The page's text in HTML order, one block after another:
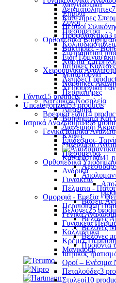
Διαγνωστικά
Έπιπλα
Ζυγοί
Πιεσόμετρα
Ορθοπεδικά
Βακτηρίες -
Είδη
Ιατρικές
Μπαστούνια
Νάρθηκες
Περιπατήρες
Κατ'οίκον Νοσηλεία
Αμαξίδια
Βοηθήματα
Διαχείριση
Κλίνες
Μαξιλάρια
Πιεσόμετρα
Ορθοπεδικά
Ανδρικά
Γυναικεία
Πέλματα - Πάτοι
Ομορφιά - Ευεξία -
Περιποίηση
Γενικά
Γυναικεία
Καλλυντικά
Κρέμες
Μανικιούρ
Δειγματολήπτες
Καθετήρες
Πεσσοί
Προφυλακτικά3
Κολποδιαστολείς
Σπειράματα4
Χαρτιά
Χειρουργικά
Λεπίδες1 product
Χειρουργικά
Γάντια15 products
Uncategorized53 products
Βρεφικά είδη14
Ιατρικά Αναλώσιμα498
Γενικά Ιατρικά
Επίδεσμοι-
Καθαριστικά41
Αξεσουάρ
Βάσεις
Βελόνες25
Βελόνες
Βελόνες
Βελόνες
Προϊόντα
Ιατρικός
Οροί – Ενέσιμα
Πεταλούδες3
Στυλεοί10